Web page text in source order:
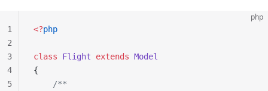
php
<?php
class Flight extends Model
{
    /**
1
2
3
4
5